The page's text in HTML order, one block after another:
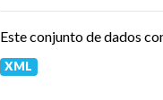
Este conjunto de dados
XML